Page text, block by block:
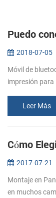
2018-07-05
Móvil de
impresión para
Leer Más
2017-07-21
Montaje en
en muchos